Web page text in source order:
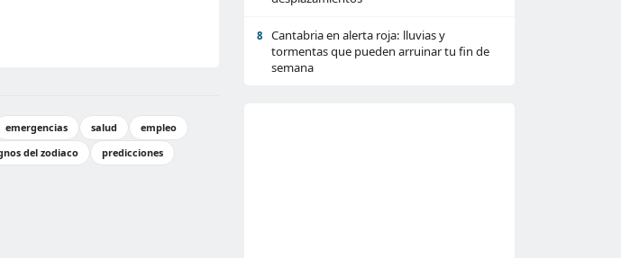
emergencias salud
empleo
del zodiaco
predicciones
8
Cantabria en alerta roja: lluvias y
tormentas que pueden arruinar tu fin de
semana